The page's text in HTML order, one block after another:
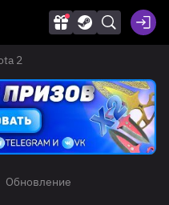
2
Обновление